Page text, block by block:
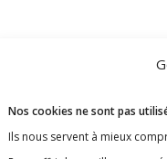
Nos cookies ne sont pas
Ils nous servent à mieux